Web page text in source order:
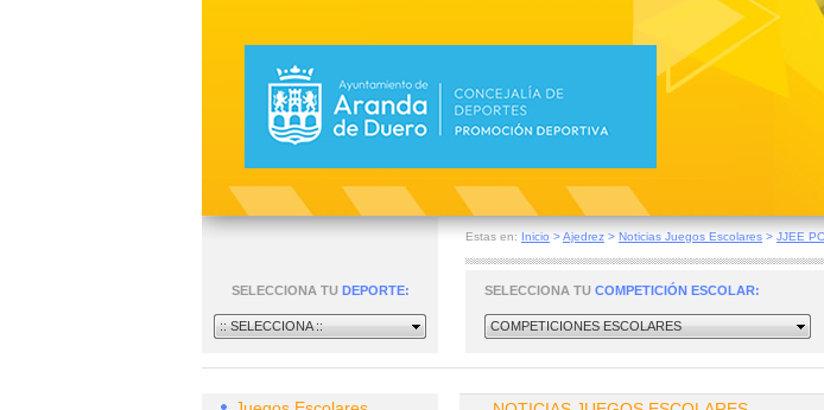
Estas en: Inicio >Ajedrez > Noticias Juegos Escolares > JJEE
SELECCIONA TU DEPORTE:
:: SELECCIONA ::
SELECCIONA TU COMPETICIÓN ESCOLAR:
COMPETICIONES ESCOLARES